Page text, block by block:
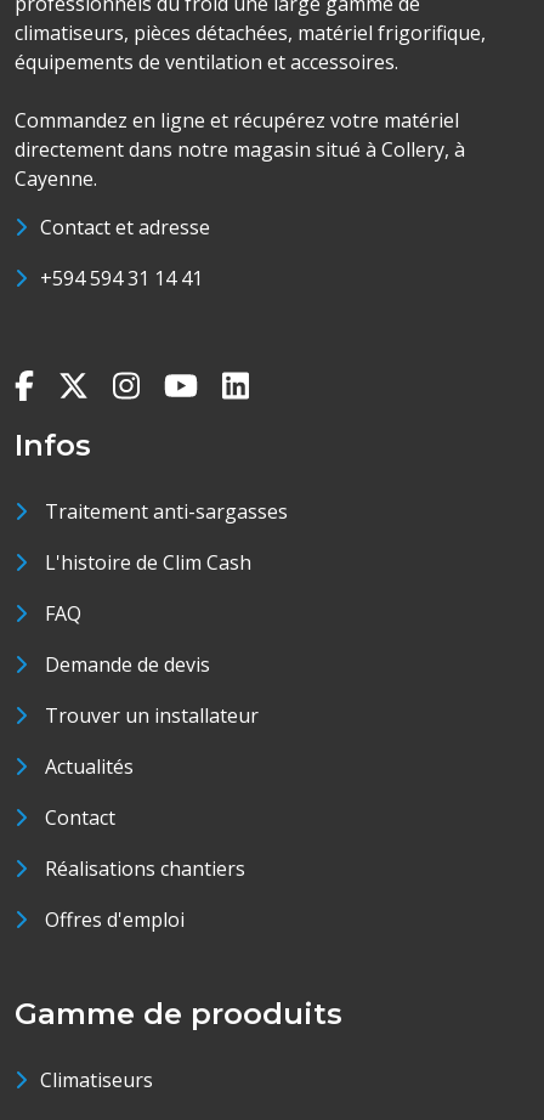
climatiseurs, pièces détachées, matériel frigorifique,
équipements de ventilation et accessoires.
Commandez en ligne et récupérez votre matériel
directement dans notre magasin situé à Collery, à
Cayenne.
Contact et adresse
+594 594 31 14 41
Infos
Traitement anti-sargasses
L'histoire de Clim Cash
FAQ
Demande de devis
Trouver un installateur
Actualités
Contact
Réalisations chantiers
Offres d'emploi
Gamme de prooduits
Climatiseurs